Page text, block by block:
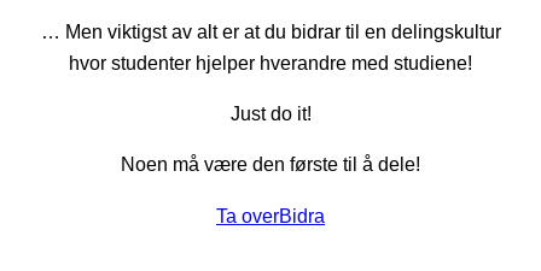
… Men viktigst av alt er at du bidrar til en delingskultur
hvor studenter hjelper hverandre med studiene!
Just do it!
Noen må være den første til å dele!
Ta overBidra